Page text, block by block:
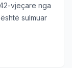
vjeçare nga
sulmuar